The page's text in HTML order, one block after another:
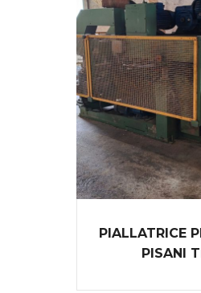
PIALLATRICE
PISANI